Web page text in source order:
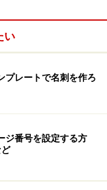
［▼］をクリックし
全体を表示］をクリ
］タブの［ズーム］
い
プレートで名刺を作ろ
ジ番号を設定する方